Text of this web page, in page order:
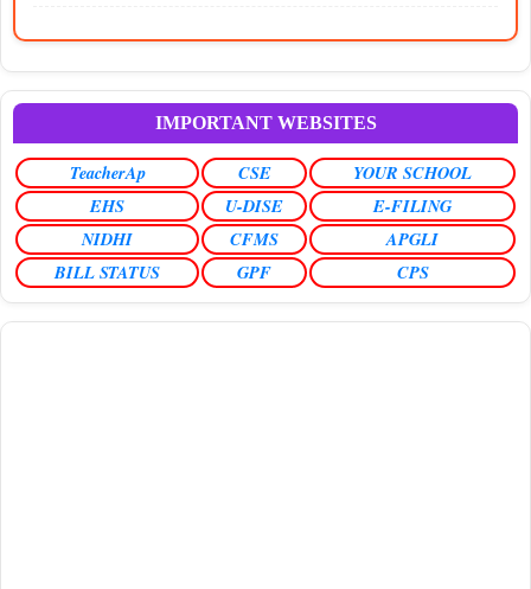
IMPORTANT WEBSITES
TeacherAp CSE
YOUR SCHOOL
EHS
U-DISE
E-FILING
NIDHI
CFMS
APGLI
BILL STATUS
GPF CPS